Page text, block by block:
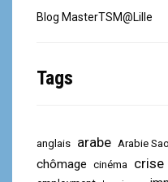
Blog MasterTSM@Lille
Tags
anglais arabe Arabie
chômage cinéma crise